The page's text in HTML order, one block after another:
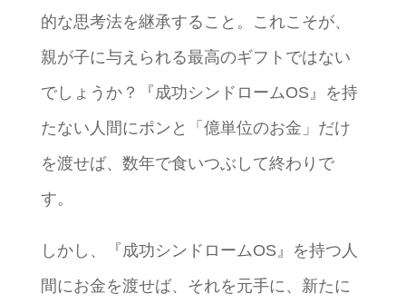
的な思考法を継承すること。これこそが、
親が子に与えられる最高のギフトではない
でしょうか？『成功シンドロームOS』を持
たない人間にポンと「億単位のお金」だけ
を渡せば、数年で食いつぶして終わりで
す。
しかし、『成功シンドロームOS』を持つ人
間にお金を渡せば、それを元手に、新たに